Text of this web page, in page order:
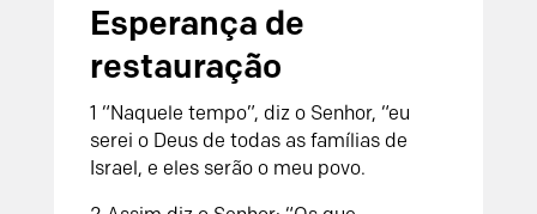
Esperança de
restauração
1 “Naquele tempo”, diz o Senhor, “eu
serei o Deus de todas as famílias de
Israel, e eles serão o meu povo.